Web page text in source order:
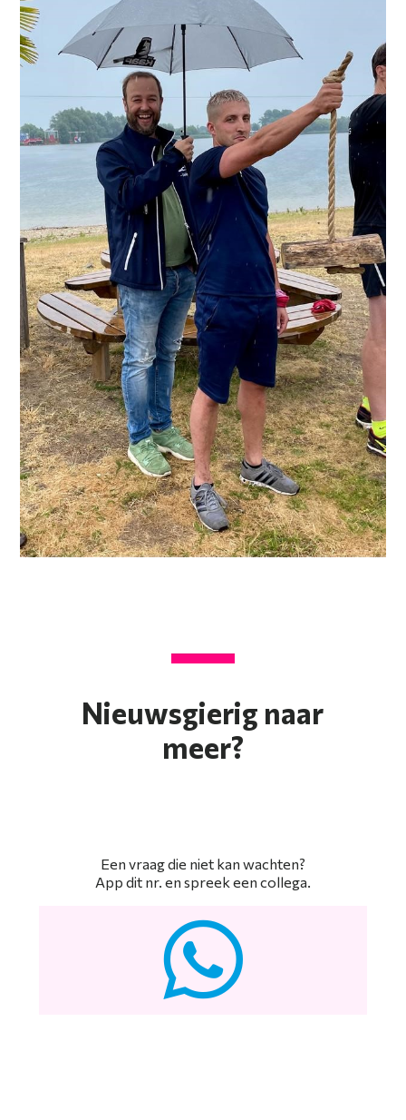
Nieuwsgierig naar
meer?
Een vraag die niet kan wachten?
App dit nr. en spreek een collega.